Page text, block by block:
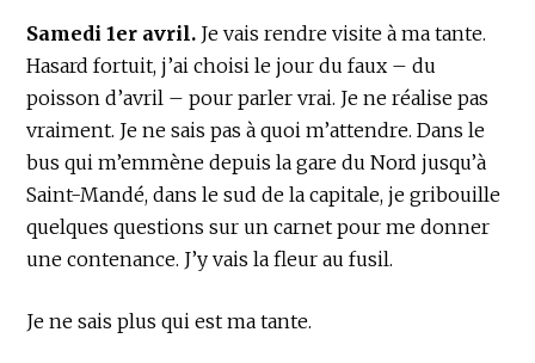
Samedi 1er avril. Je vais rendre visite à ma tante.
Hasard fortuit, j’ai choisi le jour du faux – du
poisson d’avril – pour parler vrai. Je ne réalise pas
vraiment. Je ne sais pas à quoi m’attendre. Dans le
bus qui m’emmène depuis la gare du Nord jusqu’à
Saint-Mandé, dans le sud de la capitale, je gribouille
quelques questions sur un carnet pour me donner
une contenance. J’y vais la fleur au fusil.
Je ne sais plus qui est ma tante.